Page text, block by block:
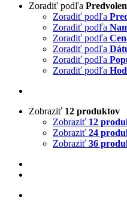
Zoradiť podľa
Zoradiť podľa
Zoradiť podľa
Zoradiť podľa
Zoradiť podľa
Zoradiť podľa
Zoradiť podľa
Zobraziť 12 produktov
Zobraziť 12
Zobraziť 24
Zobraziť 36